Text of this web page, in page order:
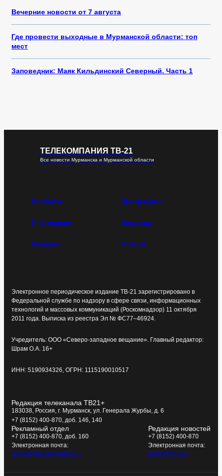
Вечерние новости от 7 августа
Где провести выходные в Мурманской области: топ
мест
Заповедник: Маяк Кильдинский Северный. Часть 1
ТЕЛЕКОМПАНИЯ ТВ-21
Все новости Мурманска и Мурманской области
Новости Программы
О компании Команда
Реклама Статьи
Электронное периодическое издание ТВ-21 зарегистрировано в
Федеральной службе по надзору в сфере связи, информационных
технологий и массовых коммуникаций (Роскомнадзор) 11 октября
2011 года. Выписка из реестра Эл № ФС77–46924.
Учредитель: ООО «Северо-западное вещание». Главный редактор:
Шрам О.А. 16+
ИНН: 5190934326, ОГРН: 1115190010517
Редакция телеканала ТВ21+
183038, Россия, г. Мурманск, ул. Генерала Журбы, д. 6
+7 (8152) 400-870, доб. 146, 140
Рекламный отдел
+7 (8152) 400-870, доб. 160
Электронная почта:
tv21kompania@yandex.ru
Редакция новостей
+7 (8152) 400-870
Электронная почта:
news@tv21.ru